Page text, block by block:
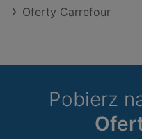
Oferty Carrefour
Pobierz